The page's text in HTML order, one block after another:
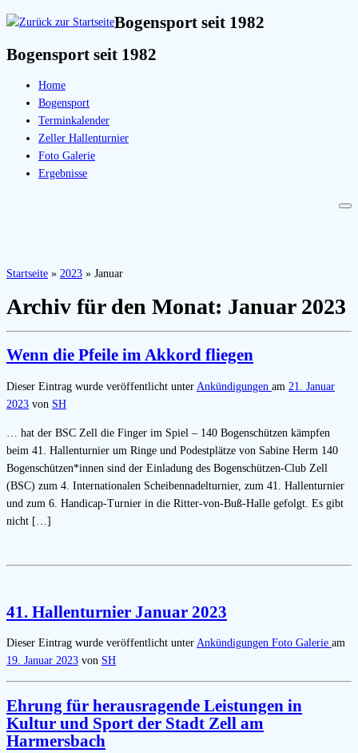
Bogensport seit 1982
Bogensport seit 1982
Home
Bogensport
Terminkalender
Zeller Hallenturnier
Foto Galerie
Ergebnisse
Startseite » 2023 » Januar
Archiv für den Monat: Januar 2023
Wenn die Pfeile im Akkord fliegen
Dieser Eintrag wurde veröffentlicht unter Ankündigungen am 21. Januar
2023 von SH
… hat der BSC Zell die Finger im Spiel – 140 Bogenschützen kämpfen
beim 41. Hallenturnier um Ringe und Podestplätze von Sabine Herm 140
Bogenschützen*innen sind der Einladung des Bogenschützen-Club Zell
(BSC) zum 4. Internationalen Scheibennadelturnier, zum 41. Hallenturnier
und zum 6. Handicap-Turnier in die Ritter-von-Buß-Halle gefolgt. Es gibt
nicht […]
41. Hallenturnier Januar 2023
Dieser Eintrag wurde veröffentlicht unter Ankündigungen Foto Galerie am
19. Januar 2023 von SH
Ehrung für herausragende Leistungen in
Kultur und Sport der Stadt Zell am
Harmersbach